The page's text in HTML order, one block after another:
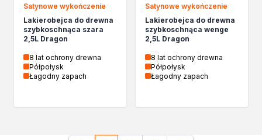
Satynowe wykończenie
Lakierobejca do drewna
szybkoschnąca szara
2,5L Dragon
8 lat ochrony drewna
Półpołysk
Łagodny zapach
Satynowe wykończenie
Lakierobejca do drewna
szybkoschnąca wenge
2,5L Dragon
8 lat ochrony drewna
Półpołysk
Łagodny zapach